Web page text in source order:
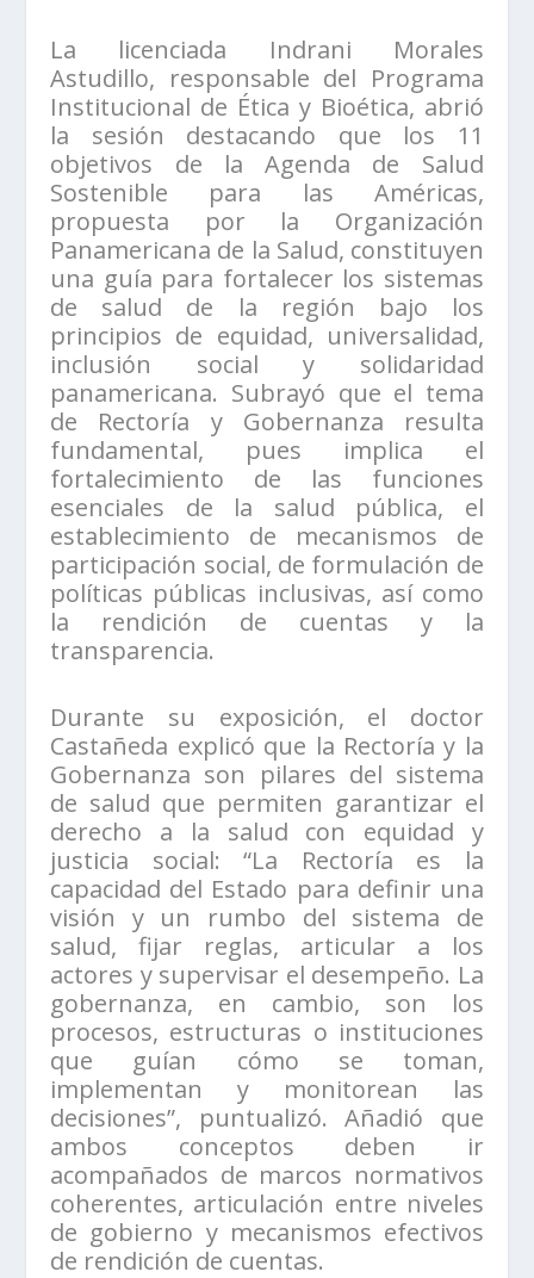
La licenciada Indrani Morales
Astudillo, responsable del Programa
Institucional de Ética y Bioética, abrió
la sesión destacando que los 11
objetivos de la Agenda de Salud
Sostenible para las Américas,
propuesta por la Organización
Panamericana de la Salud, constituyen
una guía para fortalecer los sistemas
de salud de la región bajo los
principios de equidad, universalidad,
inclusión social y solidaridad
panamericana. Subrayó que el tema
de Rectoría y Gobernanza resulta
fundamental, pues implica el
fortalecimiento de las funciones
esenciales de la salud pública, el
establecimiento de mecanismos de
participación social, de formulación de
políticas públicas inclusivas, así como
la rendición de cuentas y la
transparencia.
Durante su exposición, el doctor
Castañeda explicó que la Rectoría y la
Gobernanza son pilares del sistema
de salud que permiten garantizar el
derecho a la salud con equidad y
justicia social: “La Rectoría es la
capacidad del Estado para definir una
visión y un rumbo del sistema de
salud, fijar reglas, articular a los
actores y supervisar el desempeño. La
gobernanza, en cambio, son los
procesos, estructuras o instituciones
que guían cómo se toman,
implementan y monitorean las
decisiones”, puntualizó. Añadió que
ambos conceptos deben ir
acompañados de marcos normativos
coherentes, articulación entre niveles
de gobierno y mecanismos efectivos
de rendición de cuentas.